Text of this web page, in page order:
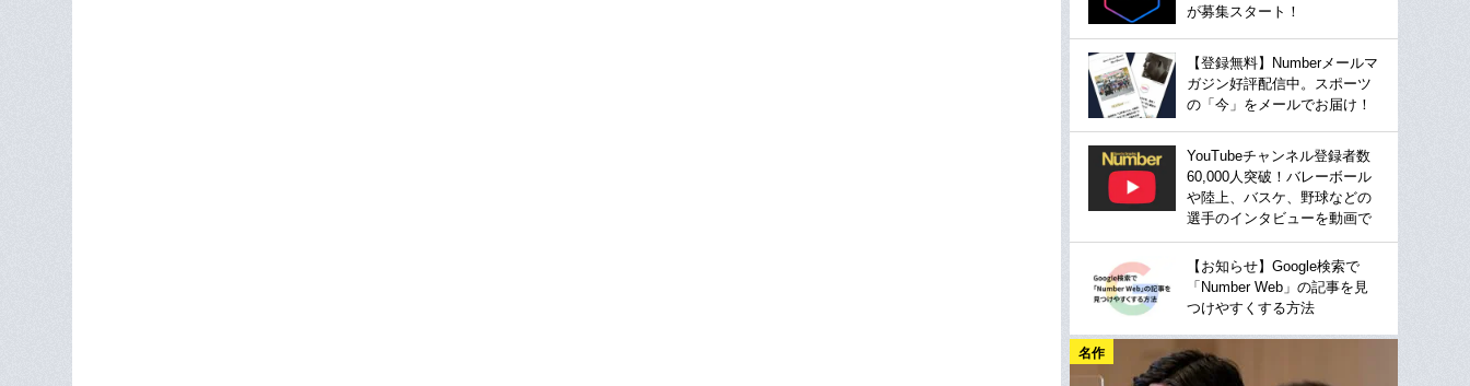
が募集スタート！
【登録無料】Numberメールマ
ガジン好評配信中。スポーツ
の「今」をメールでお届け！
YouTubeチャンネル登録者数
60,000人突破！バレーボール
や陸上、バスケ、野球などの
選手のインタビューを動画で
【お知らせ】Google検索で
「Number Web」の記事を見
つけやすくする方法
名作